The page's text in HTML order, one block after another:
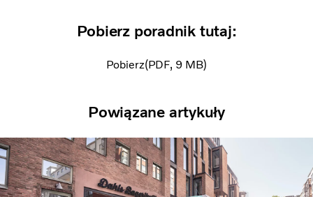
Pobierz poradnik tutaj:
Pobierz PDF 9 MB
Powiązane artykuły